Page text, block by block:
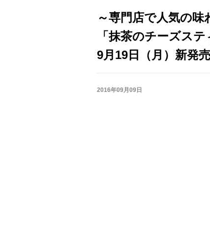
～専門店で人気の
「抹茶のチーズステ
9月19日（月）新発売
2016年09月09日